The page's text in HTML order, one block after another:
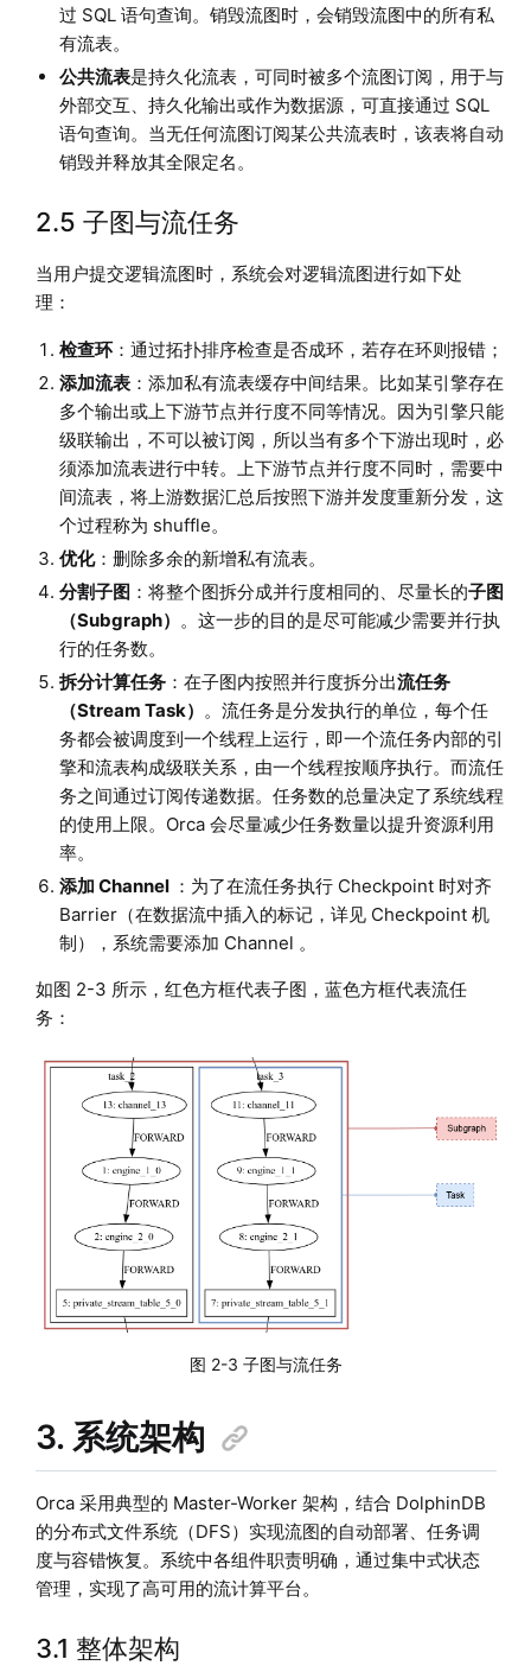
过 SQL 语句查询。销毁流图时，会销毁流图中的所有私
有流表。
公共流表是持久化流表，可同时被多个流图订阅，用于与
外部交互、持久化输出或作为数据源，可直接通过 SQL
语句查询。当无任何流图订阅某公共流表时，该表将自动
销毁并释放其全限定名。
2.5 子图与流任务
当用户提交逻辑流图时，系统会对逻辑流图进行如下处
理：
检查环：通过拓扑排序检查是否成环，若存在环则报错；
添加流表：添加私有流表缓存中间结果。比如某引擎存在
多个输出或上下游节点并行度不同等情况。因为引擎只能
级联输出，不可以被订阅，所以当有多个下游出现时，必
须添加流表进行中转。上下游节点并行度不同时，需要中
间流表，将上游数据汇总后按照下游并发度重新分发，这
个过程称为 shuffle。
优化：删除多余的新增私有流表。
分割子图 ：将整个图拆分成并行度相同的、尽量长的子图
（Subgraph） 。这一步的目的是尽可能减少需要并行执
行的任务数。
拆分计算任务：在子图内按照并行度拆分出流任务
（Stream Task） 。流任务是分发执行的单位，每个任
务都会被调度到一个线程上运行，即一个流任务内部的引
擎和流表构成级联关系，由一个线程按顺序执行。而流任
务之间通过订阅传递数据。任务数的总量决定了系统线程
的使用上限。Orca 会尽量减少任务数量以提升资源利用
率。
添加 Channel ：为了在流任务执行 Checkpoint 时对齐
Barrier（在数据流中插入的标记，详见 Checkpoint 机
制），系统需要添加 Channel 。
如图 2-3 所示，红色方框代表子图，蓝色方框代表流任
务：
图 2-3 子图与流任务
3. 系统架构
Orca 采用典型的 Master-Worker 架构，结合 DolphinDB
的分布式文件系统（DFS）实现流图的自动部署、任务调
度与容错恢复。系统中各组件职责明确，通过集中式状态
管理，实现了高可用的流计算平台。
3.1 整体架构